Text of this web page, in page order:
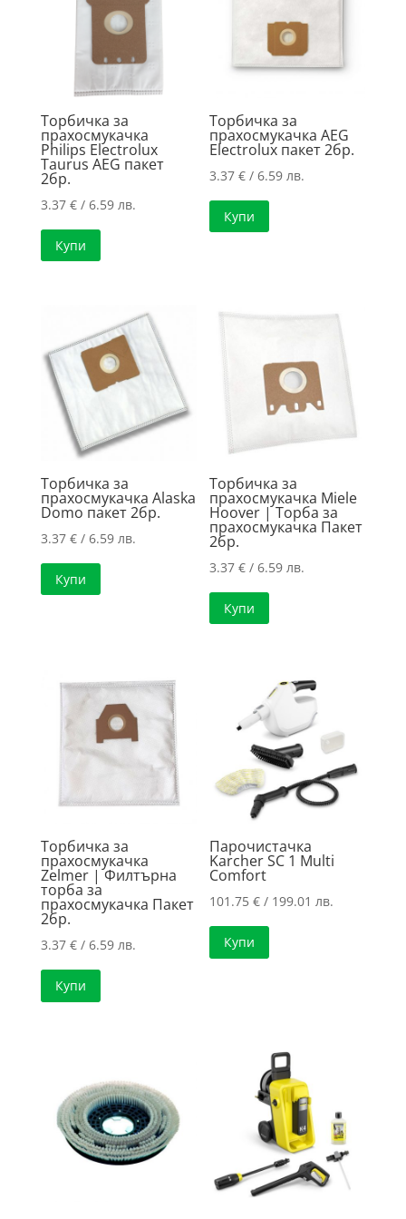
Торбичка за
прахосмукачка
Philips Electrolux
Taurus AEG пакет
2бр.
3.37 €/ 6.59 лв.
Купи
Торбичка за
прахосмукачка AEG
Electrolux пакет 2бр.
3.37€ / 6.59 лв.
Купи
Торбичка за
прахосмукачка Alaska
Domo пакет 2бр.
3.37 €/ 6.59 лв.
Купи
Торбичка за
прахосмукачка Miele
Hoover | Торба за
прахосмукачка Пакет
2бр.
3.37€ / 6.59 лв.
Купи
Торбичка за
прахосмукачка
Zelmer | Филтърна
торба за
прахосмукачка Пакет
2бр.
3.37 €/ 6.59 лв.
Купи
Парочистачка
Karcher SC 1 Multi
Comfort
101.75€ / 199.01 лв.
Купи